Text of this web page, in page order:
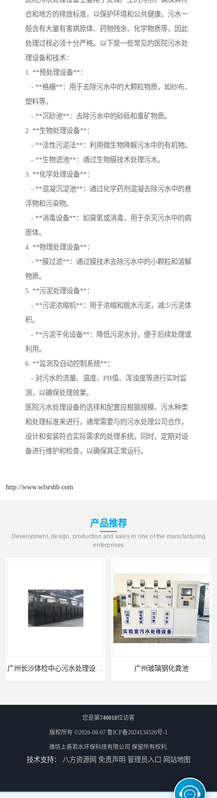
合和地方的排放标准，以保护环境和公共健康。污水一
般含有大量有害病原体、药物残余、化学物质等，因此
处理过程必须十分严格。以下是一些常见的医院污水处
理设备和技术：
1. **预处理设备**：
- **格栅**：用于去除污水中的大颗粒物质，如纱布、
塑料等。
- **沉砂池**：去除污水中的砂砾和重矿物质。
2. **生物处理设备**：
- **活性污泥法**：利用微生物降解污水中的有机物。
- **生物滤池**：通过生物膜技术处理污水。
3. **化学处理设备**：
- **混凝沉淀池**：通过化学药剂混凝去除污水中的悬
浮物和污染物。
- **消毒设备**：如臭氧或消毒，用于杀灭污水中的病
原体。
4. **物理处理设备**：
- **膜过滤**：通过膜技术去除污水中的小颗粒和溶解
物质。
5. **污泥处理设备**：
- **污泥浓缩机**：用于浓缩和脱水污泥，减少污泥体
积。
- **污泥干化设备**：降低污泥水分，便于后续处理或
利用。
6. **监测及自动控制系统**：
- 对污水的流量、温度、PH值、浑浊度等进行实时监
测，以确保处理效果。
医院污水处理设备的选择和配置应根据规模、污水种类
和处理标准来进行，通常需要与的污水处理公司合作，
设计和安装符合实际需求的处理系统。同时，定期对设
备进行维护和检查，以确保其正常运行。
http://www.wfsrshb.com
产品推荐
Development, design, production and sales in one of the manufacturing
enterprises
广州长沙体检中心污水处理设备厂家 广州玻璃钢化粪池
深圳旅游景区污水处理设备厂家 广州医学检验中心污水处理设备生产厂家
您是第740018位访客
版权所有 ©2026-08-07 鲁ICP备2024134526号-1
潍坊上善若水环保科技有限公司 保留所有权利.
技术支持： 八方资源网 免责声明 管理员入口 网站地图